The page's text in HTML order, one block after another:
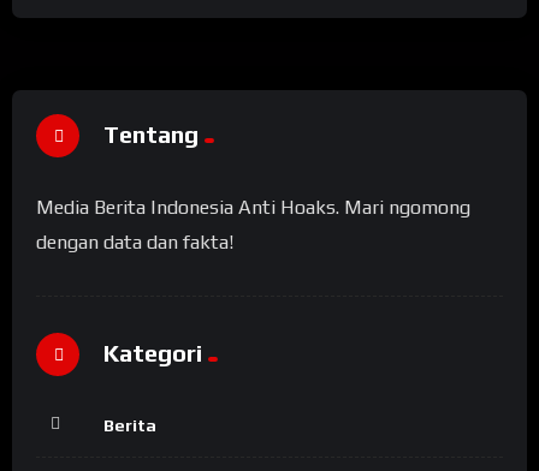
Tentang
Media Berita Indonesia Anti Hoaks. Mari ngomong
dengan data dan fakta!
Kategori
Berita